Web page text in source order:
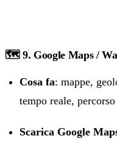
🗺️ 9. Google Maps /
Cosa fa: mappe,
tempo reale,
Scarica Google